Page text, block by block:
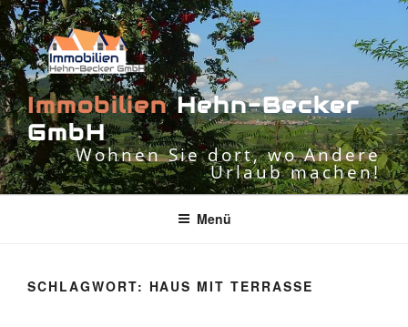
Zum
Inhalt
springen
Immobilien Hehn-Becker
GmbH
Wohnen Sie dort, wo Andere
Urlaub machen!
Menü
SCHLAGWORT: HAUS MIT TERRASSE